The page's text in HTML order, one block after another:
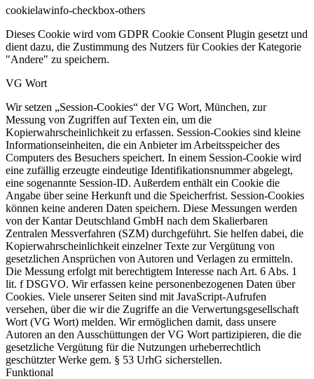
cookielawinfo-checkbox-others
Dieses Cookie wird vom GDPR Cookie Consent Plugin gesetzt und
dient dazu, die Zustimmung des Nutzers für Cookies der Kategorie
"Andere" zu speichern.
VG Wort
Wir setzen „Session-Cookies“ der VG Wort, München, zur
Messung von Zugriffen auf Texten ein, um die
Kopierwahrscheinlichkeit zu erfassen. Session-Cookies sind kleine
Informationseinheiten, die ein Anbieter im Arbeitsspeicher des
Computers des Besuchers speichert. In einem Session-Cookie wird
eine zufällig erzeugte eindeutige Identifikationsnummer abgelegt,
eine sogenannte Session-ID. Außerdem enthält ein Cookie die
Angabe über seine Herkunft und die Speicherfrist. Session-Cookies
können keine anderen Daten speichern. Diese Messungen werden
von der Kantar Deutschland GmbH nach dem Skalierbaren
Zentralen Messverfahren (SZM) durchgeführt. Sie helfen dabei, die
Kopierwahrscheinlichkeit einzelner Texte zur Vergütung von
gesetzlichen Ansprüchen von Autoren und Verlagen zu ermitteln.
Die Messung erfolgt mit berechtigtem Interesse nach Art. 6 Abs. 1
lit. f DSGVO. Wir erfassen keine personenbezogenen Daten über
Cookies. Viele unserer Seiten sind mit JavaScript-Aufrufen
versehen, über die wir die Zugriffe an die Verwertungsgesellschaft
Wort (VG Wort) melden. Wir ermöglichen damit, dass unsere
Autoren an den Ausschüttungen der VG Wort partizipieren, die die
gesetzliche Vergütung für die Nutzungen urheberrechtlich
geschützter Werke gem. § 53 UrhG sicherstellen.
Funktional